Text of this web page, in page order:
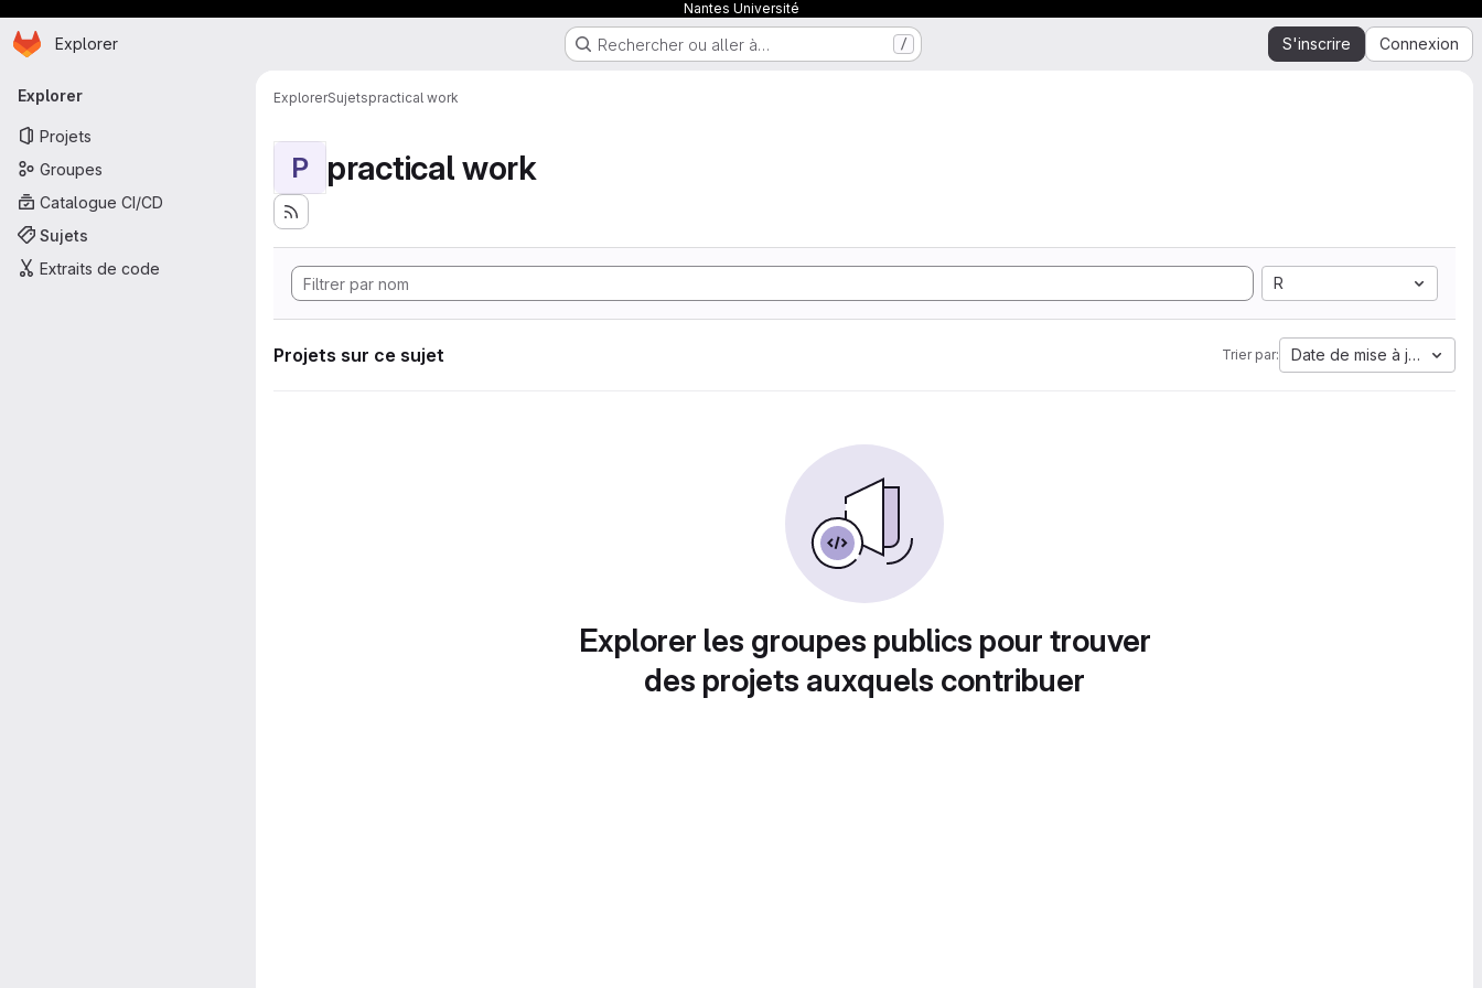
Nantes Université
Passer au contenu principal
Page d'accueil
Explorer Rechercher ou aller à… / S'inscrire Connexion
Navigation principale
Explorer
Projets
Groupes
Catalogue CI/CD
Sujets
Extraits de code
ExplorerSujetspractical work
P practical work
R
Projets sur ce sujet Trier par: Date de mise à jour
Explorer les groupes publics pour trouver
des projets auxquels contribuer